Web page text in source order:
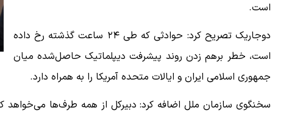
است.
دوجاریک تصریح کرد: حوادثی که طی ۲۴ ساعت گذشته رخ داده
است، خطر برهم زدن روند پیشرفت دیپلماتیک حاصل‌شده میان
جمهوری اسلامی ایران و ایالات متحده آمریکا را به همراه دارد.
سخنگوی سازمان ملل اضافه کرد: دبیرکل از همه طرف‌ها می‌خواهد